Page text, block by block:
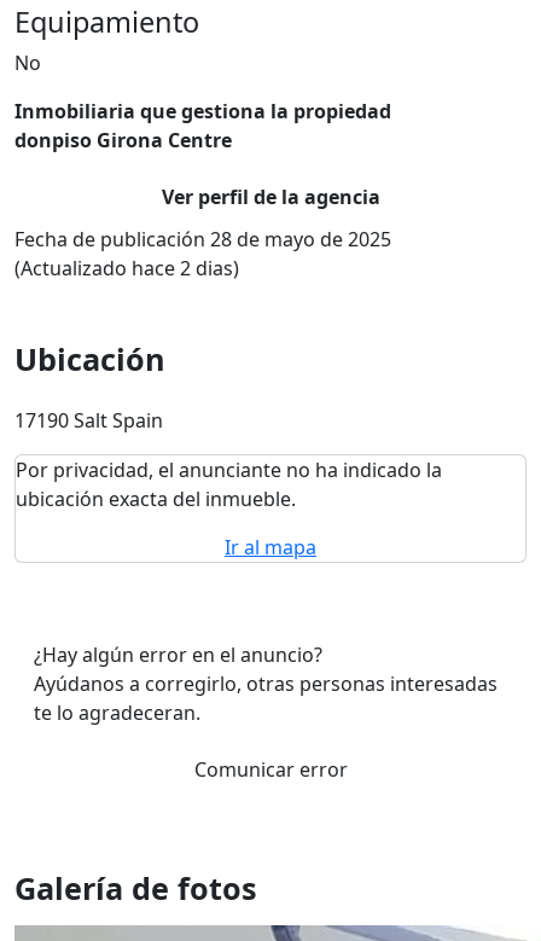
Equipamiento
No
Inmobiliaria que gestiona la propiedad
donpiso Girona Centre
Ver perfil de la agencia
Fecha de publicación 28 de mayo de 2025
(Actualizado hace 2 dias)
Ubicación
17190 Salt Spain
Por privacidad, el anunciante no ha indicado la
ubicación exacta del inmueble.
Ir al mapa
¿Hay algún error en el anuncio?
Ayúdanos a corregirlo, otras personas interesadas
te lo agradeceran.
Comunicar error
Galería de fotos